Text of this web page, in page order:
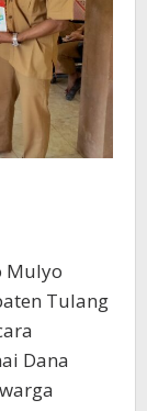
Mulyo
Tulang
Dana